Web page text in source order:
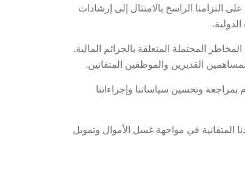
التزامنا الراسخ بالامتثال إلى إرشادات
المحتملة المتعلقة بالجرائم المالية.
القديرين والموظفين المتفانين.
وتحسين سياساتنا وإجراءاتنا
المتفانية في مواجهة غسل الأموال وتمويل